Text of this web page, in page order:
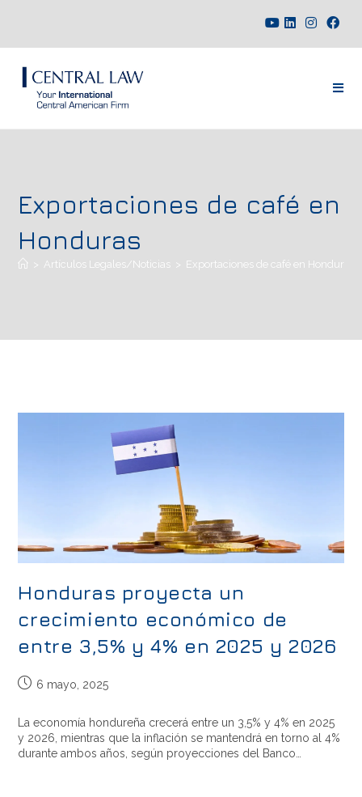
Exportaciones de café en
Honduras
> Artículos Legales/Noticias > Exportaciones de café en Honduras
Honduras proyecta un
crecimiento económico de
entre 3,5% y 4% en 2025 y 2026
6 mayo, 2025
La economía hondureña crecerá entre un 3,5% y 4% en 2025
y 2026, mientras que la inflación se mantendrá en torno al 4%
durante ambos años, según proyecciones del Banco…